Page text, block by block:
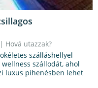
| Hová utazzak?
szálláshellyel
szállodát, ahol
luxus pihenésben lehet